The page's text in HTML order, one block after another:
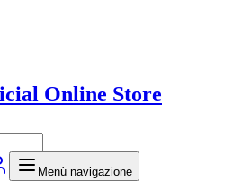
Online Store
Menù navigazione